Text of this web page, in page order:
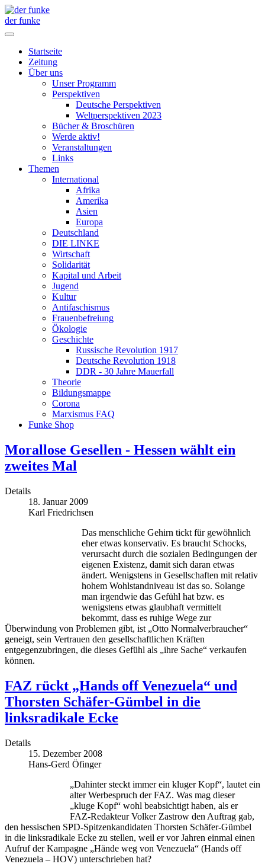
der funke
Startseite
Zeitung
Über uns
Unser Programm
Perspektiven
Deutsche Perspektiven
Weltperspektiven 2023
Bücher & Broschüren
Werde aktiv!
Veranstaltungen
Links
Themen
International
Afrika
Amerika
Asien
Europa
Deutschland
DIE LINKE
Wirtschaft
Solidarität
Kapital und Arbeit
Jugend
Kultur
Antifaschismus
Frauenbefreiung
Ökologie
Geschichte
Russische Revolution 1917
Deutsche Revolution 1918
DDR - 30 Jahre Mauerfall
Theorie
Bildungsmappe
Corona
Marxismus FAQ
Funke Shop
Morallose Gesellen - Hessen wählt ein
zweites Mal
Details
18. Januar 2009
Karl Friedrichsen
Das menschliche Gehirn tickt für gewöhnlich
eher etwas konservativ. Es braucht Schocks,
verursacht durch die sozialen Bedingungen der
eigenen Existenz, damit sich daran etwas
ändert. Wenigstens in Gesellschaften mit relativ
hohem Wohlstandniveau ist das so. Solange
man irgendwie das Gefühl hat bzw. es
wenigstens etwas glaubhaft vermittelt
bekommt, dass es ruhige Wege zur
Überwindung von Problemen gibt, ist „Otto Normalverbraucher“
geneigt, sein Vertrauen den gesellschaftlichen Kräften
entgegenzubringen, die dieses Gefühl als „ihre Sache“ verkaufen
können.
FAZ rückt „Hands off Venezuela“ und
Thorsten Schäfer-Gümbel in die
linksradikale Ecke
Details
15. Dezember 2008
Hans-Gerd Öfinger
„Dahinter steckt immer ein kluger Kopf“, lautet ein
alter Werbespruch der FAZ. Was mag dieser
„kluge Kopf“ wohl beabsichtigt haben, als er
FAZ-Redakteur Volker Zastrow den Auftrag gab,
den hessischen SPD-Spitzenkandidaten Thorsten Schäfer-Gümbel
in die linksradikale Ecke zu stellen, weil er vor Jahren einmal einen
Aufruf der Kampagne „Hände weg von Venezuela“ (Hands off
Venezuela – HOV) unterschrieben hat?